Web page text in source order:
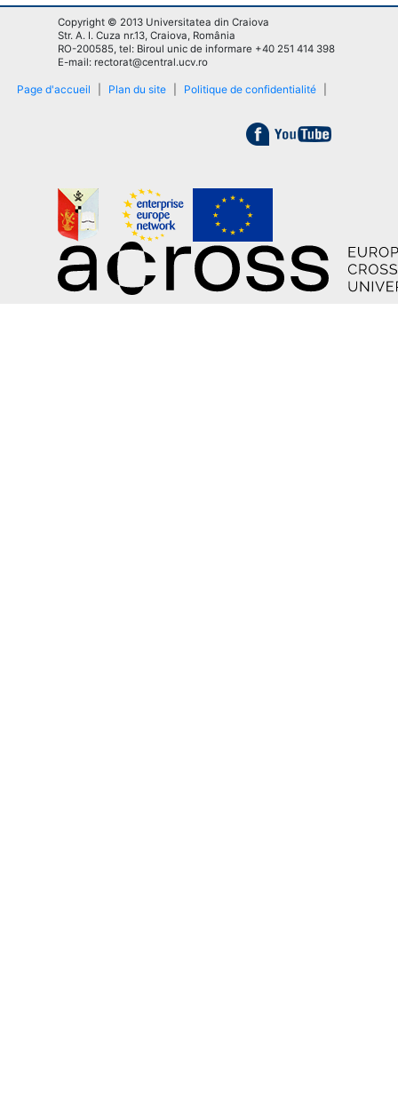
Copyright © 2013 Universitatea din Craiova
Str. A. I. Cuza nr.13, Craiova, România
RO-200585, tel: Biroul unic de informare +40 251 414 398
E-mail: rectorat@central.ucv.ro
Page d'accueil Plan du site Politique de confidentialité